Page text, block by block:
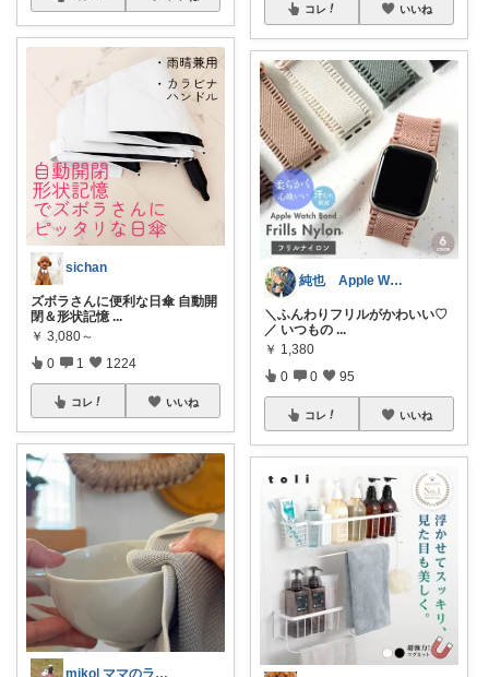
sichan
ズボラさんに便利な日傘 自動開
閉＆形状記憶 ...
￥ 3,080～
0 1 1224
コレ いいね
コレ いいね
純也 Apple Watch関連紹介
＼ふんわりフリルがかわいい♡
／ いつもの ...
￥ 1,380
0 0 95
コレ いいね